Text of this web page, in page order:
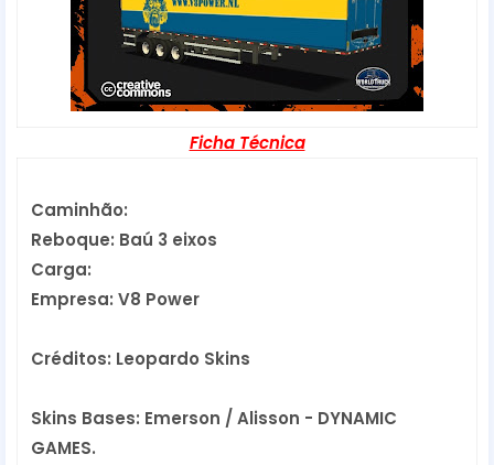
Ficha Técnica
Caminhão:
Reboque: Baú 3 eixos
Carga:
Empresa: V8 Power
Créditos: Leopardo Skins
Skins Bases: Emerson / Alisson - DYNAMIC
GAMES.